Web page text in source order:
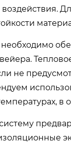
воздействия.
не
в